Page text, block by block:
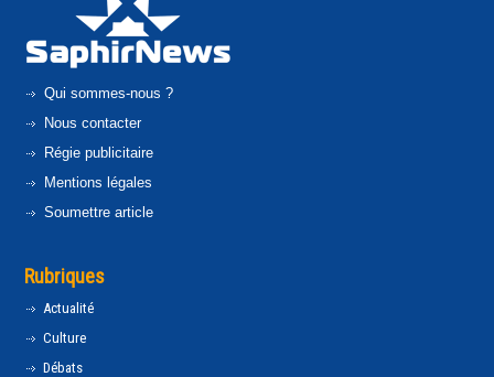
Qui sommes-nous ?
Nous contacter
Régie publicitaire
Mentions légales
Soumettre article
Rubriques
Actualité
Culture
Débats